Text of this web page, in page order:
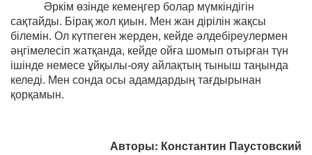
Әркім өзінде кемеңгер болар мүмкіндігін
сақтайды. Бірақ жол қиын. Мен жан дірілін жақсы
білемін. Ол күтпеген жерден, кейде әлдебіреулермен
әңгімелесіп жатқанда, кейде ойға шомып отырған түн
ішінде немесе ұйқылы-ояу айлақтың тыныш таңында
келеді. Мен сонда осы адамдардың тағдырынан
қорқамын.
Авторы: Константин Паустовский